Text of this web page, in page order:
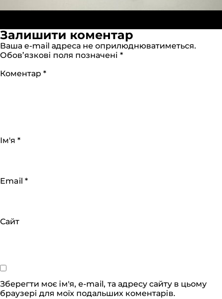
Залишити коментар
Ваша e-mail адреса не оприлюднюватиметься.
Обов’язкові поля позначені *
Коментар *
Ім'я *
Email *
Сайт
Зберегти моє ім'я, e-mail, та адресу сайту в цьому
браузері для моїх подальших коментарів.